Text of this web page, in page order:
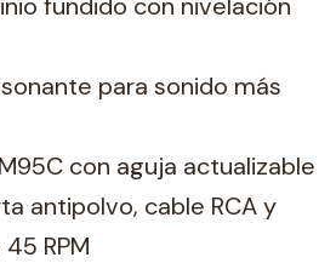
para sonido más
con aguja actualizable
antipolvo, cable RCA y
RPM